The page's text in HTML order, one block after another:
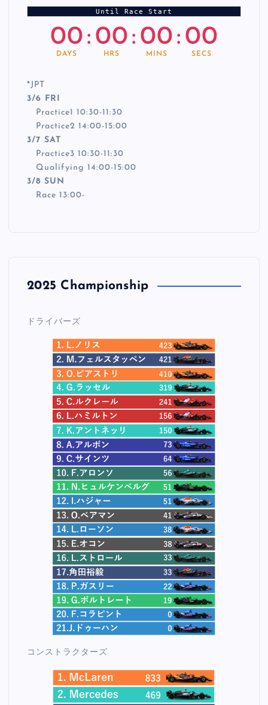
Until Race Start
00
DAYS
: 00
HRS
: 00
MINS
: 00
SECS
*JPT
3/6 FRI
Practice1 10:30-11:30
Practice2 14:00-15:00
3/7 SAT
Practice3 10:30-11:30
Qualifying 14:00-15:00
3/8 SUN
Race 13:00-
2025 Championship
ドライバーズ
コンストラクターズ